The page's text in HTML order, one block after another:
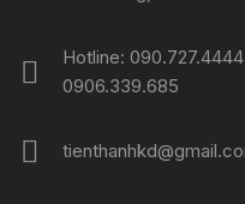
Hotline:
0906.339.685